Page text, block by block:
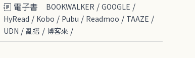
電子書 BOOKWALKER / GOOGLE /
HyRead / Kobo / Pubu / Readmoo / TAAZE /
UDN / 亂搭 / 博客來 /